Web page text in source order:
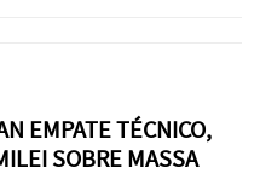
EMPATE TÉCNICO,
SOBRE MASSA